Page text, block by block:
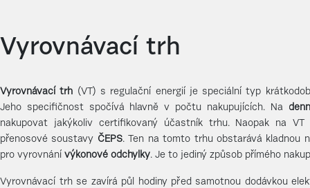
Vyrovnávací trh
Vyrovnávací trh (VT) s regulační energií je speciální typ
Jeho specifičnost spočívá hlavně v počtu nakupujících. Na
nakupovat jakýkoliv certifikovaný účastník trhu. Naopak na VT
přenosové soustavy ČEPS. Ten na tomto trhu obstarává kladnou
pro vyrovnání výkonové odchylky. Je to jediný způsob přímého
Vyrovnávací trh se zavírá půl hodiny před samotnou dodávkou